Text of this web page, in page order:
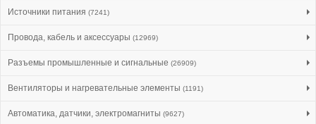
Источники питания (7241)
Провода, кабель и аксессуары (12969)
Разъемы промышленные и сигнальные (26909)
Вентиляторы и нагревательные элементы (1191)
Автоматика, датчики, электромагниты (9627)